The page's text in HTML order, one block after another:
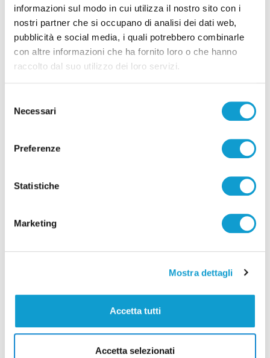
informazioni sul modo in cui utilizza il nostro sito con i
nostri partner che si occupano di analisi dei dati web,
pubblicità e social media, i quali potrebbero combinarle
con altre informazioni che ha fornito loro o che hanno
raccolto dal suo utilizzo dei loro servizi.
delNecessari
Preferenze
Statistiche
Marketing
Mostra dettagli
Accetta tutti
Accetta selezionati
Successivo
Auto si ribalta in A14 nel Fermano, in direzione sud: